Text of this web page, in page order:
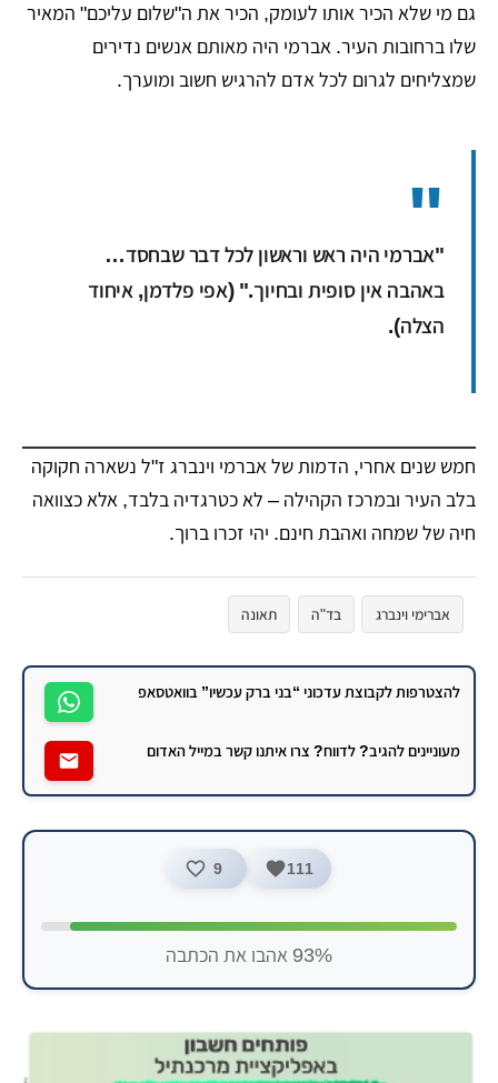
גם מי שלא הכיר אותו לעומק, הכיר את ה"שלום עליכם" המאיר
שלו ברחובות העיר. אברמי היה מאותם אנשים נדירים
שמצליחים לגרום לכל אדם להרגיש חשוב ומוערך.
"אברמי היה ראש וראשון לכל דבר שבחסד…
באהבה אין סופית ובחיוך." (אפי פלדמן, איחוד
הצלה).
חמש שנים אחרי, הדמות של אברמי וינברג ז"ל נשארה חקוקה
בלב העיר ובמרכז הקהילה – לא כטרגדיה בלבד, אלא כצוואה
חיה של שמחה ואהבת חינם. יהי זכרו ברוך.
אברימי וינברג בד"ה תאונה
להצטרפות לקבוצת עדכוני “בני ברק עכשיו” בוואטסאפ
מעוניינים להגיב? לדווח? צרו איתנו קשר במייל האדום
111
9
93% אהבו את הכתבה